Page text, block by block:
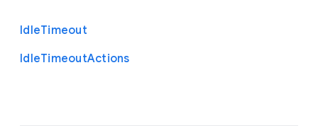
IdleTimeout
IdleTimeoutActions